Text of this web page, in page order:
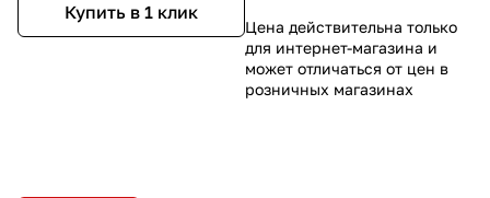
Купить в 1 клик
Цена действительна только
для интернет-магазина и
может отличаться от цен в
розничных магазинах